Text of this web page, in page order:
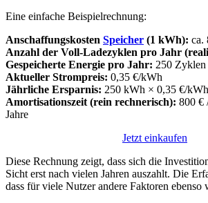
Eine einfache Beispielrechnung:
Anschaffungskosten Speicher (1 kWh): ca.
Anzahl der Voll-Ladezyklen pro Jahr
Gespeicherte Energie pro Jahr: 250
Aktueller Strompreis: 0,35 €/kWh
Jährliche Ersparnis: 250 kWh × 0,35 €/
Amortisationszeit (rein rechnerisch): 800 €
Jahre
Jetzt einkaufen
Diese Rechnung zeigt, dass sich die
Sicht erst nach vielen Jahren auszahlt. Die
dass für viele Nutzer andere Faktoren ebenso